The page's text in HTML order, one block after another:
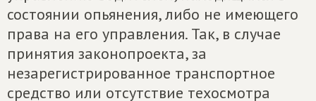
состоянии опьянения, либо не имеющего
права на его управления. Так, в случае
принятия законопроекта, за
незарегистрированное транспортное
средство или отсутствие техосмотра